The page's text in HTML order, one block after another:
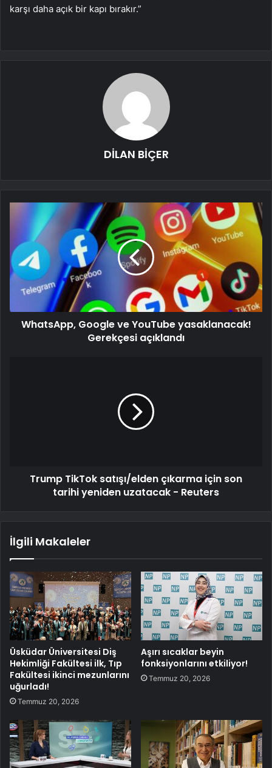
karşı daha açık bir kapı bırakır.”
DİLAN BİÇER
WhatsApp, Google ve YouTube yasaklanacak!
Gerekçesi açıklandı
Trump TikTok satışı/elden çıkarma için son
tarihi yeniden uzatacak - Reuters
İlgili Makaleler
Üsküdar Üniversitesi Diş
Hekimliği Fakültesi ilk, Tıp
Fakültesi ikinci mezunlarını
uğurladı!
Temmuz 20, 2026
Aşırı sıcaklar beyin
fonksiyonlarını etkiliyor!
Temmuz 20, 2026